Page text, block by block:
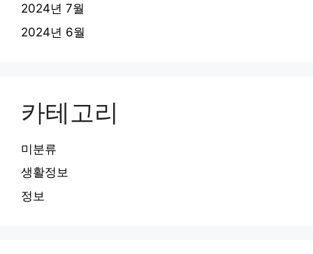
2024년 7월
2024년 6월
카테고리
미분류
생활정보
정보